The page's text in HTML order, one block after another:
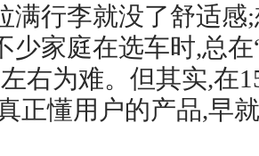
满行李就没了舒适感
家庭在选车时,总在
右为难。但其实,在
正懂用户的产品,早